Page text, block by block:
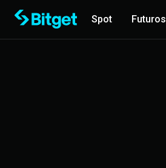
Spot Futuros